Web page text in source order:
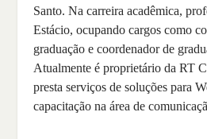
Santo. Na carreira acadêmica,
Estácio, ocupando cargos como
graduação e coordenador de
Atualmente é proprietário da RT
presta serviços de soluções para
capacitação na área de